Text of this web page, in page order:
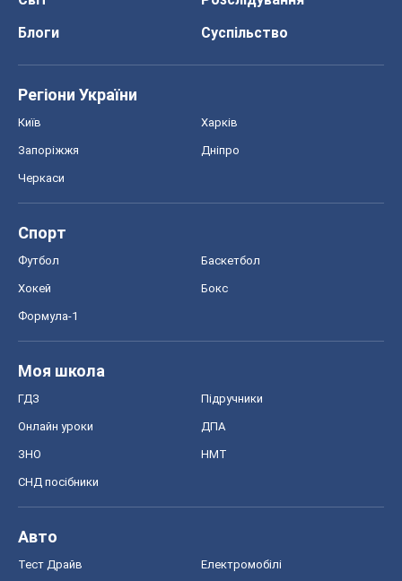
Блоги
Суспільство
Регіони України
Київ Харків
Запоріжжя Дніпро
Черкаси
Спорт
Футбол Баскетбол
Хокей Бокс
Формула-1
Моя школа
ГДЗ Підручники
Онлайн уроки ДПА
ЗНО НМТ
СНД посібники
Авто
Тест Драйв Електромобілі